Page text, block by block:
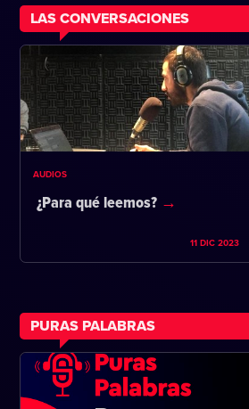
LAS CONVERSACIONES
AUDIOS
¿Para qué leemos?
11 DIC 2023
PURAS PALABRAS